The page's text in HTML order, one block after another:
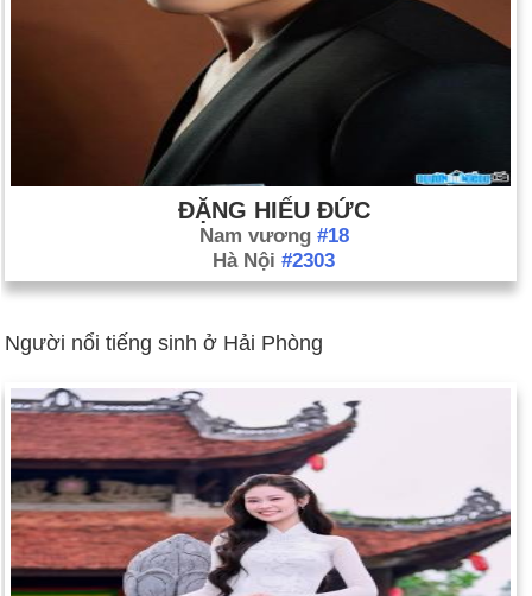
ĐẶNG HIẾU ĐỨC
Nam vương #18
Hà Nội #2303
Người nổi tiếng sinh ở Hải Phòng